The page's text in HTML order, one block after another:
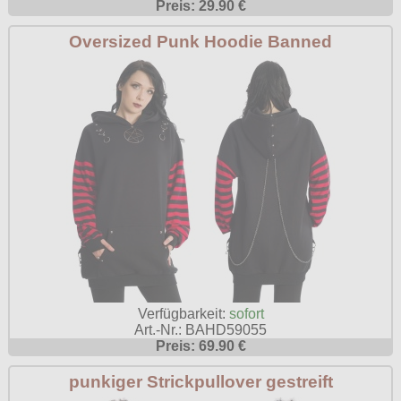
Preis: 29.90 €
Oversized Punk Hoodie Banned
Verfügbarkeit: sofort
Art.-Nr.: BAHD59055
Preis: 69.90 €
punkiger Strickpullover gestreift